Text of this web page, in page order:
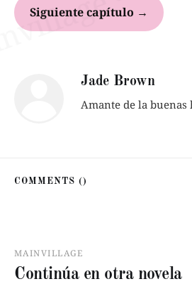
Siguiente capítulo →
Jade Brown
Amante de la buenas
COMMENTS ()
MAINVILLAGE
Continúa en otra novela